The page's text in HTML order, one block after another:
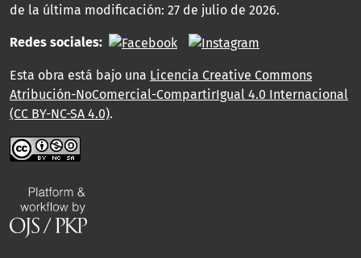
de la última modificación: 27 de julio de 2026.
Redes sociales:
Esta obra está bajo una Licencia Creative Commons
Atribución-NoComercial-CompartirIgual 4.0 Internacional
(CC BY-NC-SA 4.0).